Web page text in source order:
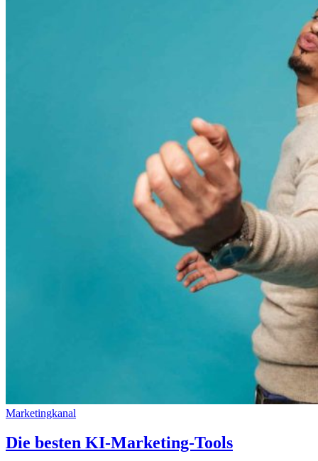
Marketingkanal
Die besten KI-Marketing-Tools